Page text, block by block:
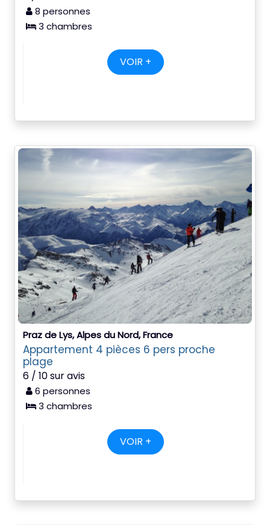
8 personnes
3 chambres
VOIR +
Praz de Lys, Alpes du Nord, France
Appartement 4 pièces 6 pers proche
plage
6 / 10 sur avis
6 personnes
3 chambres
VOIR +